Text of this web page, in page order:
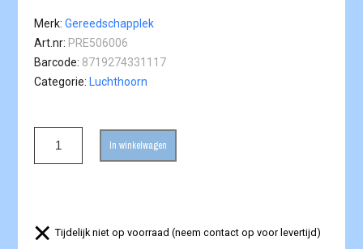
Merk Gereedschapplek
Art.nr PRE506006
Barcode 8719274331117
Categorie Luchthoorn
In winkelwagen
Tijdelijk niet op voorraad (neem contact op voor levertijd)